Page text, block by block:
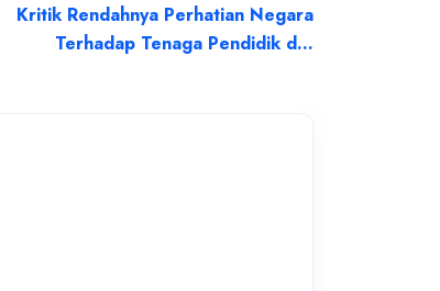
Kritik Rendahnya Perhatian Negara
Terhadap Tenaga Pendidik d...